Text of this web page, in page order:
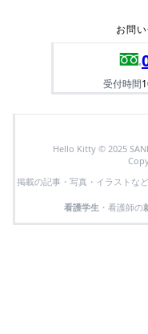
お問
受付時間
Hello Kitty © 2025
掲載の記事・写真・イラストな
看護学生・看護師の